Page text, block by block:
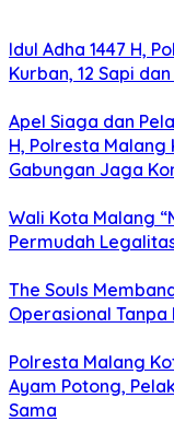
Idul Adha 1447 H,
Kurban, 12 Sapi
Apel Siaga dan
H, Polresta
Gabungan Jaga
Wali Kota Malang
Permudah
The Souls
Operasional
Polresta Malang
Ayam Potong,
Sama